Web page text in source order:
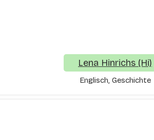
Lena Hinrichs (Hi)
Englisch, Geschichte